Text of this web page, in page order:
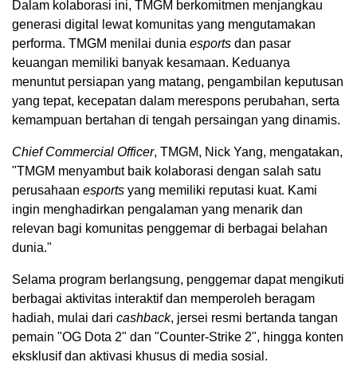
Dalam kolaborasi ini, TMGM berkomitmen menjangkau
generasi digital lewat komunitas yang mengutamakan
performa. TMGM menilai dunia esports dan pasar
keuangan memiliki banyak kesamaan. Keduanya
menuntut persiapan yang matang, pengambilan keputusan
yang tepat, kecepatan dalam merespons perubahan, serta
kemampuan bertahan di tengah persaingan yang dinamis.
Chief Commercial Officer, TMGM, Nick Yang, mengatakan,
"TMGM menyambut baik kolaborasi dengan salah satu
perusahaan esports yang memiliki reputasi kuat. Kami
ingin menghadirkan pengalaman yang menarik dan
relevan bagi komunitas penggemar di berbagai belahan
dunia."
Selama program berlangsung, penggemar dapat mengikuti
berbagai aktivitas interaktif dan memperoleh beragam
hadiah, mulai dari cashback, jersei resmi bertanda tangan
pemain "OG Dota 2" dan "Counter-Strike 2", hingga konten
eksklusif dan aktivasi khusus di media sosial.